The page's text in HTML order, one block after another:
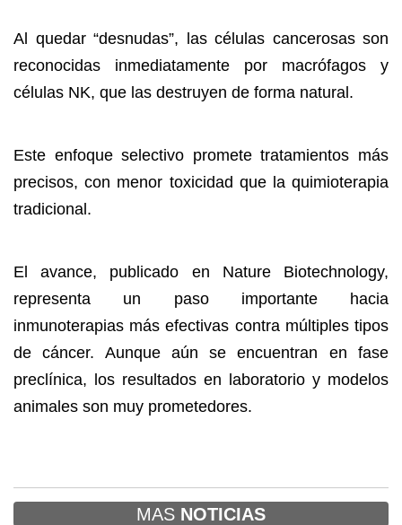
Al quedar “desnudas”, las células cancerosas son
reconocidas inmediatamente por macrófagos y
células NK, que las destruyen de forma natural.
Este enfoque selectivo promete tratamientos más
precisos, con menor toxicidad que la quimioterapia
tradicional.
El avance, publicado en Nature Biotechnology,
representa un paso importante hacia
inmunoterapias más efectivas contra múltiples tipos
de cáncer. Aunque aún se encuentran en fase
preclínica, los resultados en laboratorio y modelos
animales son muy prometedores.
MAS NOTICIAS